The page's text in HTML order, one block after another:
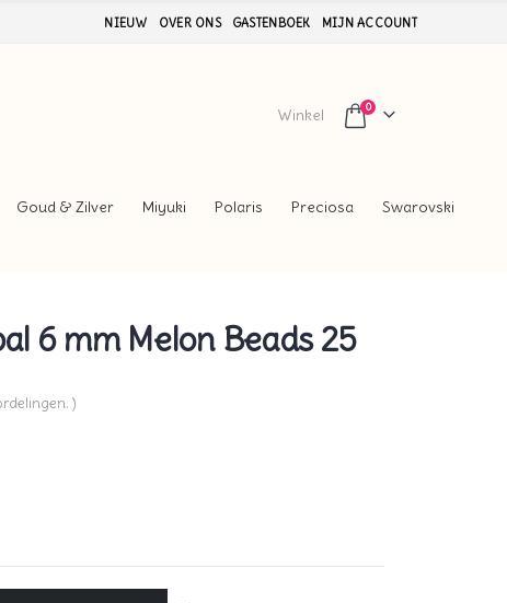
NIEUW OVER ONS GASTENBOEK MIJN ACCOUNT
Winkel 0
Goud & Zilver Miyuki Polaris Preciosa Swarovski
6 mm Melon Beads 25
)